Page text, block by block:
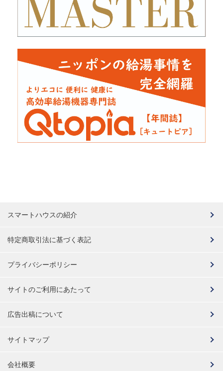
スマートハウスの紹介
特定商取引法に基づく表記
プライバシーポリシー
サイトのご利用にあたって
広告出稿について
サイトマップ
会社概要